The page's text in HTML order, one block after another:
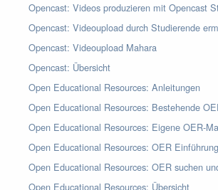
Opencast: Videos produzieren mit Opencast
Opencast: Videoupload durch Studierende
Opencast: Videoupload Mahara
Opencast: Übersicht
Open Educational Resources: Anleitungen
Open Educational Resources: Bestehende
Open Educational Resources: Eigene OER-
Open Educational Resources: OER Einführung
Open Educational Resources: OER suchen
Open Educational Resources: Übersicht